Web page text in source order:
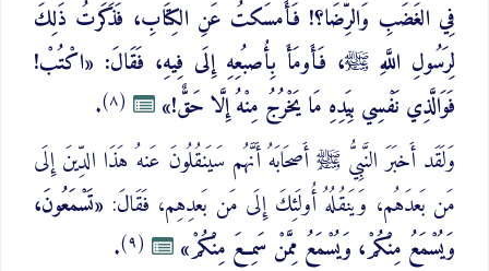
فِي الغَضَبِ وَالرِّضَا؟! فَأَمسَكتُ عَنِ الكِتَابِ، فَذَكَرتُ ذَلِكَ
لِرَسُولِ اللَّهِ ﷺ، فَأَومَأَ بِأُصبُعِهِ إِلَى فِيهِ، فَقَالَ: «اكْتُبْ!
فَوَالَّذِي نَفْسِي بِيَدِهِ مَا يَخْرُجُ مِنْهُ إِلَّا حَقٌّ!»
(٨)
.
وَلَقَد أَخبَرَ النَّبِيُّ ﷺ أَصحَابَهُ أَنَّهُم سَيَنقُلُونَ عَنهُ هَذَا الدِّينَ إِلَى
مَن بَعدَهُم، وَيَنقُلُهُ أُولَئِكَ إِلَى مَن بَعدِهِم، فَقَالَ: «تَسْمَعُونَ،
وَيُسْمَعُ مِنْكُمْ، وَيُسْمَعُ مِمَّنْ سَمِعَ مِنْكُمْ»
(٩)
.